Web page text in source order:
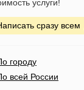
услуги!
сразу всем
городу
всей России